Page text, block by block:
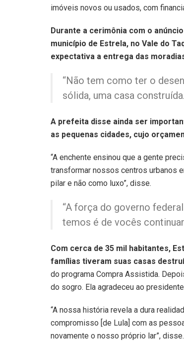
imóveis novos ou usados, com
Durante a cerimônia com o
município de Estrela, no Vale do
expectativa a entrega das
“Não tem como ter o
sólida, uma casa
A prefeita disse ainda ser
as pequenas cidades, cujo
“A enchente ensinou que a gente
transformar nossos centros urbanos
pilar e não como luxo”, disse.
“A força do governo
temos é de vocês
Com cerca de 35 mil habitantes,
famílias tiveram suas casas
do programa Compra Assistida.
do sogro. Ela agradeceu ao
“A nossa história revela a dura
compromisso [de Lula] com as
novamente o nosso próprio lar”, disse.